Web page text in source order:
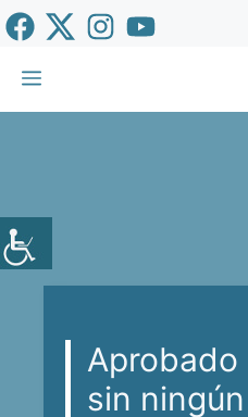
Saltar
al
contenido
Menú
Aprobado
sin ningún